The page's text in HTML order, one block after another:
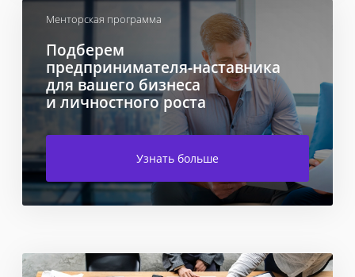
Менторская программа
Подберем
предпринимателя-наставника
для вашего бизнеса
и личностного роста
Узнать больше